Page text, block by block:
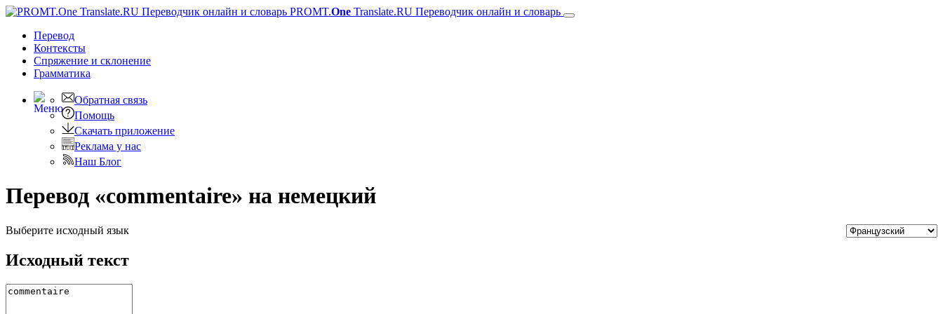
PROMT.One Translate.RU Переводчик онлайн и словарь
Перевод
Контексты
Спряжение и склонение
Грамматика
Обратная связь
Помощь
Скачать приложение
Реклама у нас
Наш Блог
Перевод «commentaire» на немецкий
Выберите исходный язык
Исходный текст